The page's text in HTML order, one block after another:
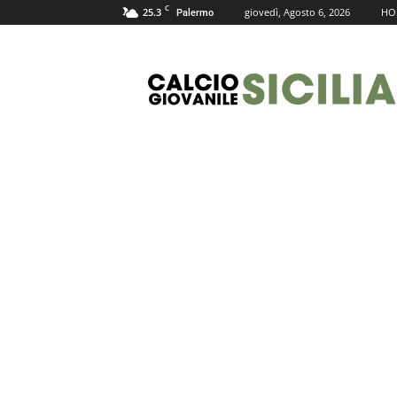
25.3 C Palermo giovedì, Agosto 6, 2026
Giovanile
Sicilia